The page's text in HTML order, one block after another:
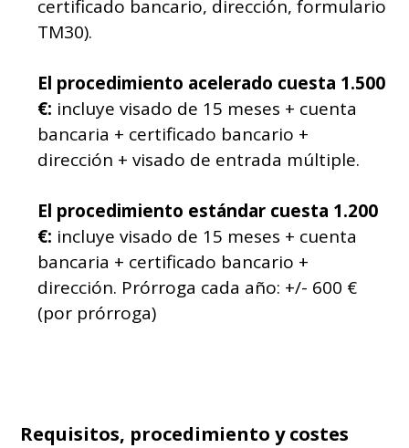
certificado bancario, dirección, formulario
TM30).
El procedimiento acelerado cuesta 1.500
€: incluye visado de 15 meses + cuenta
bancaria + certificado bancario +
dirección + visado de entrada múltiple.
El procedimiento estándar cuesta 1.200
€: incluye visado de 15 meses + cuenta
bancaria + certificado bancario +
dirección. Prórroga cada año: +/- 600 €
(por prórroga)
Requisitos, procedimiento y costes